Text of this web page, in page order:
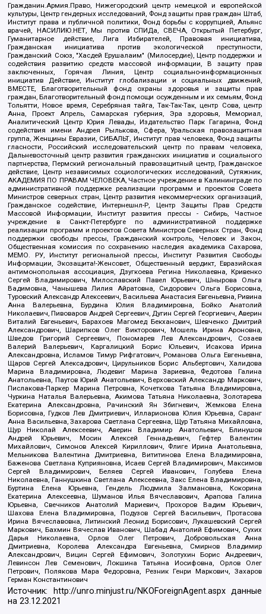
Гражданин.Армия.Право, Нижегородский центр немецкой и европейской
культуры, Центр гендерных исследований, Фонд защиты прав граждан Штаб,
Институт права и публичной политики, Фонд борьбы с коррупцией, Альянс
врачей, НАСИЛИЮ.НЕТ, Мы против СПИДа, СВЕЧА, Открытый Петербург,
Гуманитарное действие, Лига Избирателей, Правовая инициатива,
Гражданская инициатива против экологической преступности,
Гражданский Союз, "Хасдей Ерушалаим" (Милосердие), Центр поддержки и
содействия развитию средств массовой информации, В защиту прав
заключенных, Горячая Линия, Центр социально-информационных
инициатив Действие, Институт глобализации и социальных движений,
ВМЕСТЕ, Благотворительный фонд охраны здоровья и защиты прав
граждан, Благотворительный фонд помощи осужденным и их семьям, Фонд
Тольятти, Новое время, Серебряная тайга, Так-Так-Так, центр Сова, центр
Анна, Проект Апрель, Самарская губерния, Эра здоровья, Мемориал,
Аналитический Центр Юрия Левады, Издательство Парк Гагарина, Фонд
содействия имени Андрея Рылькова, Сфера, Уральская правозащитная
группа, Женщины Евразии, СИБАЛЬТ, Институт прав человека, Фонд защиты
гласности, Российский исследовательский центр по правам человека,
Дальневосточный центр развития гражданских инициатив и социального
партнерства, Пермский региональный правозащитный центр, Гражданское
действие, Центр независимых социологических исследований, Сутяжник,
АКАДЕМИЯ ПО ПРАВАМ ЧЕЛОВЕКА, Частное учреждение в Калининграде по
административной поддержке реализации программ и проектов Совета
Министров северных стран, Центр развития некоммерческих организаций,
Гражданское содействие, Интернешнл-Р, Центр Защиты Прав Средств
Массовой Информации, Институт развития прессы - Сибирь, Частное
учреждение в Санкт-Петербурге по административной поддержке
реализации программ и проектов Совета Министров Северных Стран, Фонд
поддержки свободы прессы, Гражданский контроль, Человек и Закон,
Общественная комиссия по сохранению наследия академика Сахарова,
МЕМО. РУ, Институт региональной прессы, Институт Развития Свободы
Информации, Экозащита!-Женсовет, Общественный вердикт, Евразийская
антимонопольная ассоциация, Дзугкоева Регина Николаевна, Кривенко
Сергей Владимирович, Милославский Павел Юрьевич, Шнырова Ольга
Вадимовна, Чанышева Лилия Айратовна, Сидорович Ольга Борисовна,
Туровский Александр Алексеевич, Васильева Анастасия Евгеньевна, Ривина
Анна Валерьевна, Бурдина Юлия Владимировна, Бойко Анатолий
Николаевич, Пивоваров Андрей Сергеевич, Дугин Сергей Георгиевич, Аверин
Виталий Евгеньевич, Барахоев Магомед Бекханович, Шевченко Дмитрий
Александрович, Шарипков Олег Викторович, Мошель Ирина Ароновна,
Шведов Григорий Сергеевич, Пономарев Лев Александрович, Созаев
Валерий Валерьевич, Каргалицкий Борис Юльевич, Исакова Ирина
Александровна, Исламов Тимур Рифгатович, Романова Ольга Евгеньевна,
Щаров Сергей Алексадрович, Цирульников Борис Альбертович, Халидова
Марина Владимировна, Людевиг Марина Зариевна, Федотова Галина
Анатольевна, Паутов Юрий Анатольевич, Верховский Александр Маркович,
Пислакова-Паркер Марина Петровна, Кочеткова Татьяна Владимировна,
Чуркина Наталья Валерьевна, Акимова Татьяна Николаевна, Золотарева
Екатерина Александровна, Рачинский Ян Збигневич, Жемкова Елена
Борисовна, Гудков Лев Дмитриевич, Илларионова Юлия Юрьевна, Саранг
Анна Васильевна, Захарова Светлана Сергеевна, Щур Татьяна Михайловна,
Щур Николай Алексеевич, Аверин Владимир Анатольевич, Блинушов
Андрей Юрьевич, Мосин Алексей Геннадьевич, Гефтер Валентин
Михайлович, Симонов Алексей Кириллович, Флиге Ирина Анатольевна,
Мельникова Валентина Дмитриевна, Вититинова Елена Владимировна,
Баженова Светлана Куприяновна, Исаев Сергей Владимирович, Максимов
Сергей Владимирович, Беляев Сергей Иванович, Голубева Елена
Николаевна, Ганнушкина Светлана Алексеевна, Закс Елена Владимировна,
Буртина Елена Юрьевна, Гендель Людмила Залмановна, Кокорина
Екатерина Алексеевна, Шуманов Илья Вячеславович, Арапова Галина
Юрьевна, Свечников Анатолий Мариевич, Прохоров Вадим Юрьевич,
Шахова Елена Владимировна, Подузов Сергей Васильевич, Протасова
Ирина Вячеславовна, Литинский Леонид Борисович, Лукашевский Сергей
Маркович, Бахмин Вячеслав Иванович, Шабад Анатолий Ефимович, Сухих
Дарья Николаевна, Орлов Олег Петрович, Добровольская Анна
Дмитриевна, Королева Александра Евгеньевна, Смирнов Владимир
Александрович, Вицин Сергей Ефимович, Золотухин Борис Андреевич,
Левинсон Лев Семенович, Локшина Татьяна Иосифовна, Орлов Олег
Петрович, Полякова Мара Федоровна, Резник Генри Маркович, Захаров
Герман Константинович
Источник: http://unro.minjust.ru/NKOForeignAgent.aspxданные
на23.12.2021